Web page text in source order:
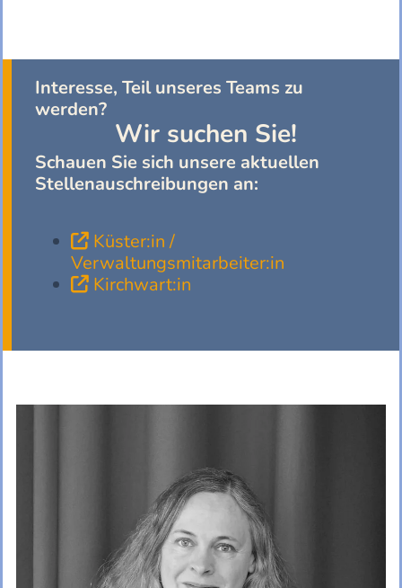
Interesse, Teil unseres Teams zu
werden?
Wir suchen Sie!
Schauen Sie sich unsere aktuellen
Stellenauschreibungen an:
 Küster:in /
Verwaltungsmitarbeiter:in
 Kirchwart:in